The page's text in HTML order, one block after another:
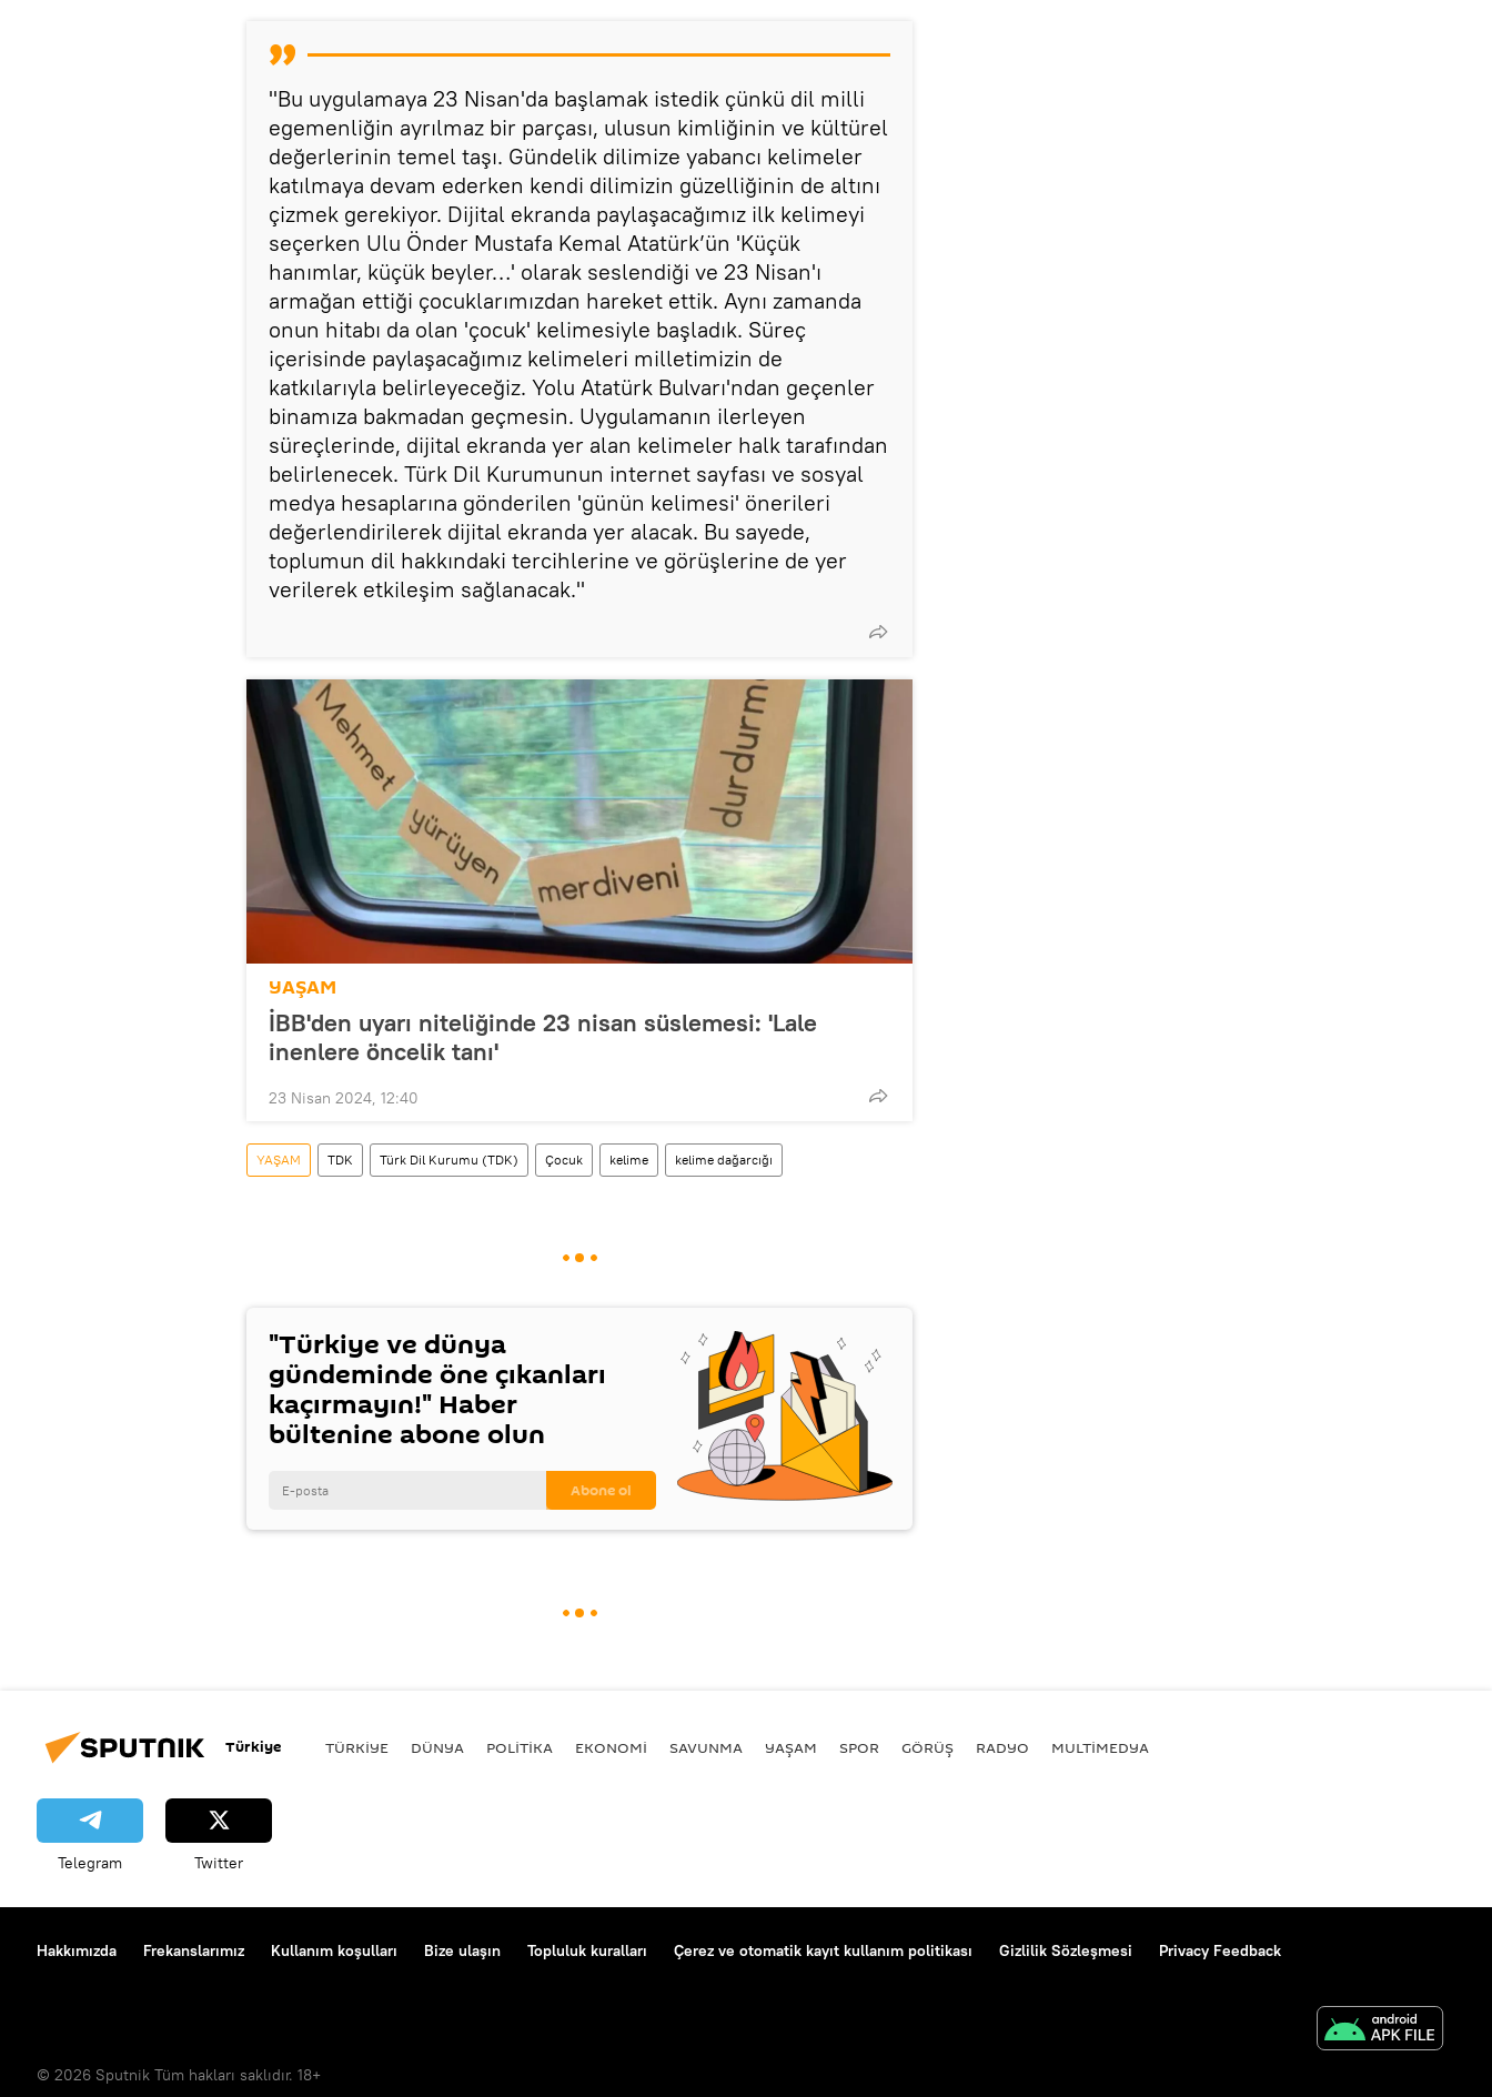
"Bu uygulamaya 23 Nisan'da başlamak istedik çünkü dil milli
egemenliğin ayrılmaz bir parçası, ulusun kimliğinin ve kültürel
değerlerinin temel taşı. Gündelik dilimize yabancı kelimeler
katılmaya devam ederken kendi dilimizin güzelliğinin de altını
çizmek gerekiyor. Dijital ekranda paylaşacağımız ilk kelimeyi
seçerken Ulu Önder Mustafa Kemal Atatürk’ün 'Küçük
hanımlar, küçük beyler…' olarak seslendiği ve 23 Nisan'ı
armağan ettiği çocuklarımızdan hareket ettik. Aynı zamanda
onun hitabı da olan 'çocuk' kelimesiyle başladık. Süreç
içerisinde paylaşacağımız kelimeleri milletimizin de
katkılarıyla belirleyeceğiz. Yolu Atatürk Bulvarı'ndan geçenler
binamıza bakmadan geçmesin. Uygulamanın ilerleyen
süreçlerinde, dijital ekranda yer alan kelimeler halk tarafından
belirlenecek. Türk Dil Kurumunun internet sayfası ve sosyal
medya hesaplarına gönderilen 'günün kelimesi' önerileri
değerlendirilerek dijital ekranda yer alacak. Bu sayede,
toplumun dil hakkındaki tercihlerine ve görüşlerine de yer
verilerek etkileşim sağlanacak."
YAŞAM
İBB'den uyarı niteliğinde 23 nisan süslemesi: 'Lale
inenlere öncelik tanı'
23 Nisan 2024, 12:40
YAŞAM TDK Türk Dil Kurumu (TDK) Çocuk kelime kelime dağarcığı
"Türkiye ve dünya
gündeminde öne çıkanları
kaçırmayın!" Haber
bültenine abone olun
Türkiye TÜRKIYE DÜNYA POLİTİKA EKONOMİ SAVUNMA YAŞAM SPOR GÖRÜŞ RADYO MULTİMEDYA
Telegram Twitter
Hakkımızda Frekanslarımız Kullanım koşulları Bize ulaşın Topluluk kuralları Çerez ve otomatik kayıt kullanım politikası Gizlilik Sözleşmesi Privacy Feedback
© 2026 Sputnik Tüm hakları saklıdır. 18+